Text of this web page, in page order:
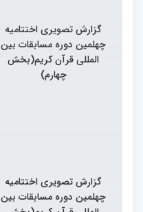
گزارش تصویری اختتامیه
چهلمین دوره مسابقات بین
المللی قرآن کریم(بخش
چهارم)
گزارش تصویری اختتامیه
چهلمین دوره مسابقات بین